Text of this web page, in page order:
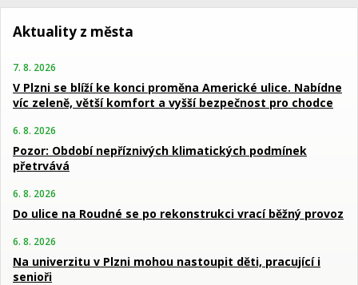
Aktuality z města
7. 8. 2026
V Plzni se blíží ke konci proměna Americké ulice. Nabídne
víc zeleně, větší komfort a vyšší bezpečnost pro chodce
6. 8. 2026
Pozor: Období nepříznivých klimatických podmínek
přetrvává
6. 8. 2026
Do ulice na Roudné se po rekonstrukci vrací běžný provoz
6. 8. 2026
Na univerzitu v Plzni mohou nastoupit děti, pracující i
senioři